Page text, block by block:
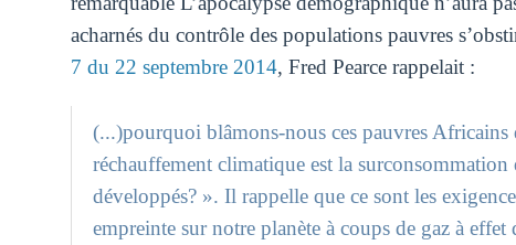
acharnés du contrôle des populations pauvres
7 du 22 septembre 2014, Fred Pearce rappelait :
(...)pourquoi blâmons-nous ces pauvres
réchauffement climatique est la surconsommation
développés? ». Il rappelle que ce sont les
empreinte sur notre planète à coups de gaz à